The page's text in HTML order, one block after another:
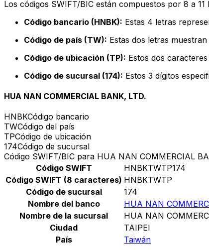
Los códigos SWIFT/BIC están compuestos por 8 a
Código bancario (HNBK): Estas 4 letras
Código de país (TW): Estas dos letras
Código de ubicación (TP): Estos dos
Código de sucursal (174): Estos 3 dígitos
HUA NAN COMMERCIAL BANK, LTD.
HNBKCódigo bancario
TWCódigo del país
TPCódigo de ubicación
174Código de sucursal
Código SWIFT/BIC para HUA NAN COMMERCIAL
Código SWIFT
HNBKTWTP174
Código SWIFT (8 caracteres) HNBKTWTP
Código de sucursal
174
Nombre del banco
HUA NAN
Nombre de la sucursal
HUA NAN
Ciudad
TAIPEI
País
Taiwán